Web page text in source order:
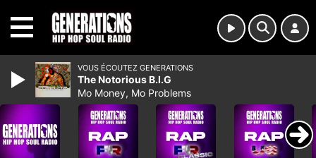
VOUS ÉCOUTEZ GENERATIONS
The Notorious B.I.G
Mo Money, Mo Problems